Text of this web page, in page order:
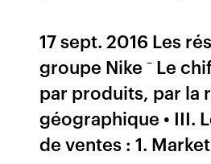
17 sept. 2016 Les
groupe Nike ⁻ Le
par produits, par la
géographique • III.
de ventes : 1.